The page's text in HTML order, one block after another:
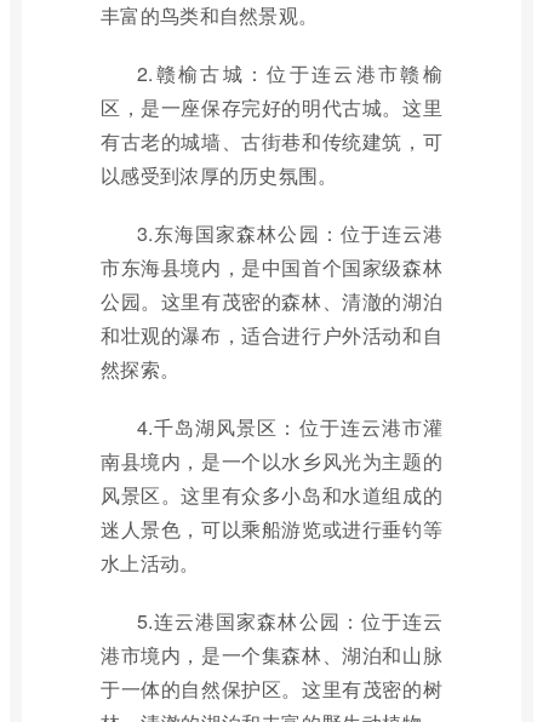
丰富的鸟类和自然景观。
2.赣榆古城：位于连云港市赣榆
区，是一座保存完好的明代古城。这里
有古老的城墙、古街巷和传统建筑，可
以感受到浓厚的历史氛围。
3.东海国家森林公园：位于连云港
市东海县境内，是中国首个国家级森林
公园。这里有茂密的森林、清澈的湖泊
和壮观的瀑布，适合进行户外活动和自
然探索。
4.千岛湖风景区：位于连云港市灌
南县境内，是一个以水乡风光为主题的
风景区。这里有众多小岛和水道组成的
迷人景色，可以乘船游览或进行垂钓等
水上活动。
5.连云港国家森林公园：位于连云
港市境内，是一个集森林、湖泊和山脉
于一体的自然保护区。这里有茂密的树